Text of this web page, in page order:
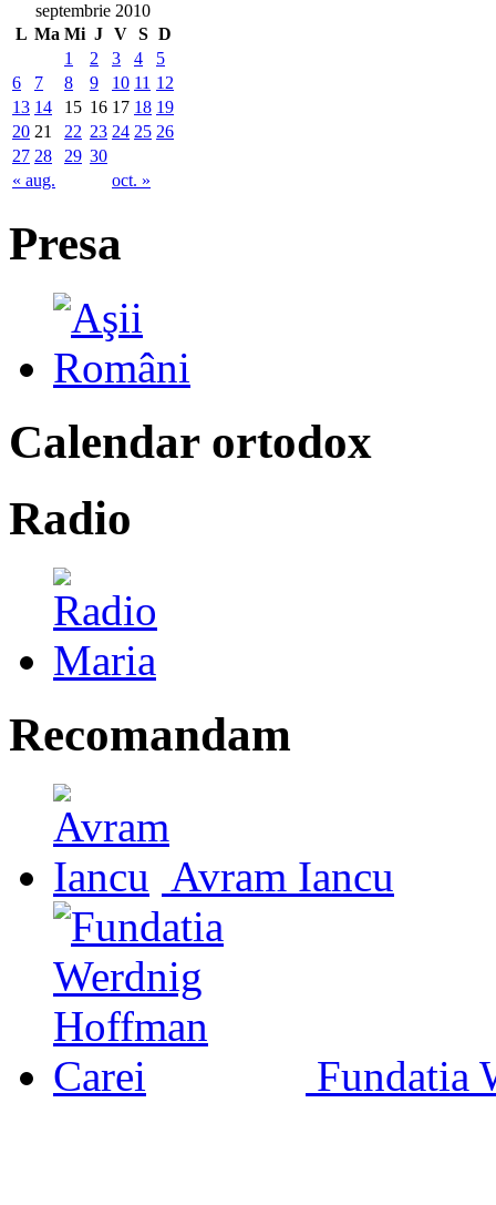
septembrie 2010
L Ma Mi J V S D
« aug. oct. »
1 2 3 4
5
6
7 8 9 10 11 12
13 14 15 16 17 18 19
20 21 22 23 24 25 26
27 28 29 30
Presa
Calendar ortodox
Radio
Recomandam
Avram Iancu
Fundatia